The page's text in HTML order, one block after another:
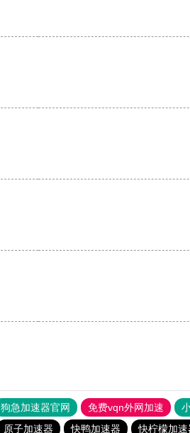
狗急加速器官网 免费vqn外网加速
原子加速器 快鸭加速器 快柠檬加速